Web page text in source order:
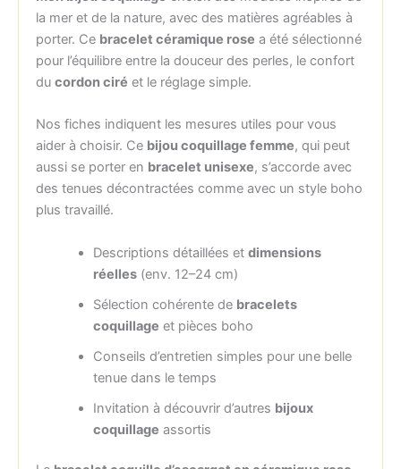
la mer et de la nature, avec des matières agréables à
porter. Ce bracelet céramique rose a été sélectionné
pour l’équilibre entre la douceur des perles, le confort
du cordon ciré et le réglage simple.
Nos fiches indiquent les mesures utiles pour vous
aider à choisir. Ce bijou coquillage femme, qui peut
aussi se porter en bracelet unisexe, s’accorde avec
des tenues décontractées comme avec un style boho
plus travaillé.
Descriptions détaillées et dimensions
réelles(env. 12–24 cm)
Sélection cohérente de bracelets
coquillage et pièces boho
Conseils d’entretien simples pour une belle
tenue dans le temps
Invitation à découvrir d’autres bijoux
coquillage assortis